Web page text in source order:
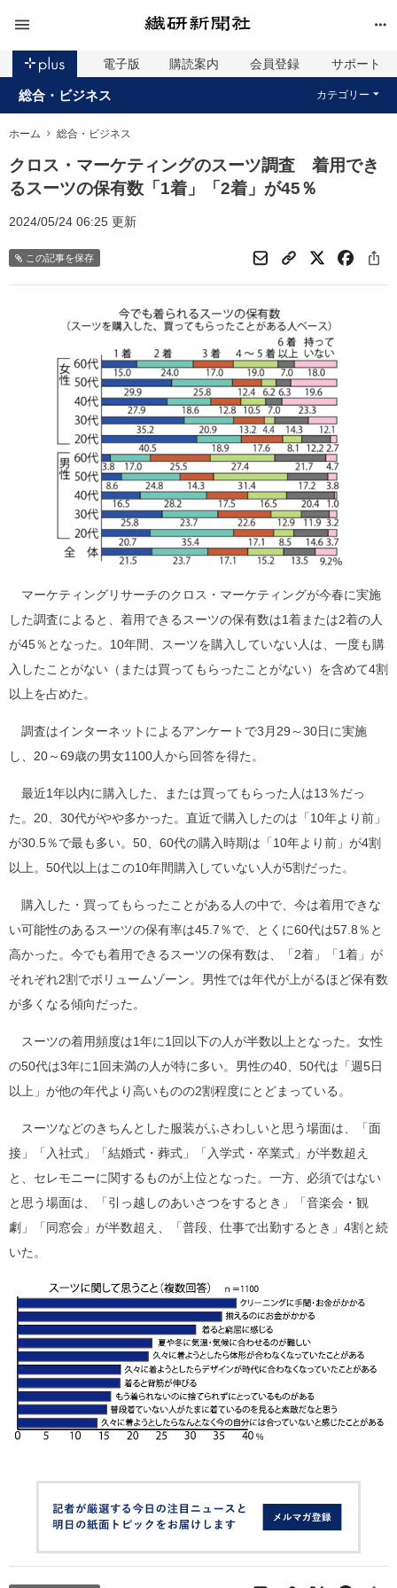
電子版 購読案内 会員登録 サポート
総合・ビジネス カテゴリー
ホーム 総合・ビジネス
クロス・マーケティングのスーツ調査 着用でき
るスーツの保有数「1着」「2着」が45％
2024/05/24 06:25 更新
この記事を保存
マーケティングリサーチのクロス・マーケティングが今春に実施
した調査によると、着用できるスーツの保有数は1着または2着の人
が45％となった。10年間、スーツを購入していない人は、一度も購
入したことがない（または買ってもらったことがない）を含めて4割
以上を占めた。
調査はインターネットによるアンケートで3月29～30日に実施
し、20～69歳の男女1100人から回答を得た。
最近1年以内に購入した、または買ってもらった人は13％だっ
た。20、30代がやや多かった。直近で購入したのは「10年より前」
が30.5％で最も多い。50、60代の購入時期は「10年より前」が4割
以上。50代以上はこの10年間購入していない人が5割だった。
購入した・買ってもらったことがある人の中で、今は着用できな
い可能性のあるスーツの保有率は45.7％で、とくに60代は57.8％と
高かった。今でも着用できるスーツの保有数は、「2着」「1着」が
それぞれ2割でボリュームゾーン。男性では年代が上がるほど保有数
が多くなる傾向だった。
スーツの着用頻度は1年に1回以下の人が半数以上となった。女性
の50代は3年に1回未満の人が特に多い。男性の40、50代は「週5日
以上」が他の年代より高いものの2割程度にとどまっている。
スーツなどのきちんとした服装がふさわしいと思う場面は、「面
接」「入社式」「結婚式・葬式」「入学式・卒業式」が半数超え
と、セレモニーに関するものが上位となった。一方、必須ではない
と思う場面は、「引っ越しのあいさつをするとき」「音楽会・観
劇」「同窓会」が半数超え、「普段、仕事で出勤するとき」4割と続
いた。